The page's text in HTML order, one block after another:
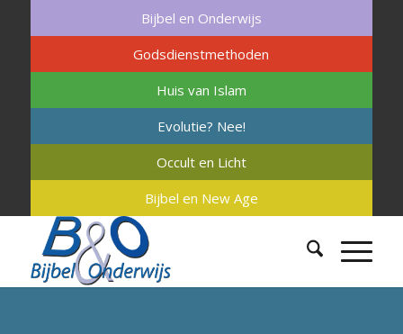
Bijbel en Onderwijs
Godsdienstmethoden
Huis van Islam
Evolutie? Nee!
Occult en Licht
Bijbel en New Age